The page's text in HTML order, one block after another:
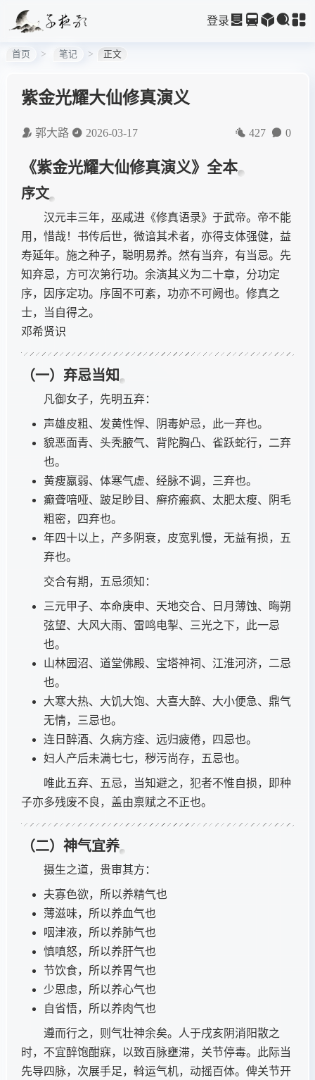
登录
首页 笔记 正文
紫金光耀大仙修真演义
郭大路 2026-03-17 427 0
《紫金光耀大仙修真演义》全本
序文
汉元丰三年，巫咸进《修真语录》于武帝。帝不能
用，惜哉！书传后世，微谙其术者，亦得支体强健，益
寿延年。施之种子，聪明易养。然有当弃，有当忌。先
知弃忌，方可次第行功。余演其义为二十章，分功定
序，因序定功。序固不可紊，功亦不可阙也。修真之
士，当自得之。
邓希贤识
（一）弃忌当知
凡御女子，先明五弃：
声雄皮粗、发黄性悍、阴毒妒忌，此一弃也。
貌恶面青、头秃腋气、背陀胸凸、雀跃蛇行，二弃
也。
黄瘦羸弱、体寒气虚、经脉不调，三弃也。
癫聋喑哑、跛足眇目、癣疥瘢疯、太肥太瘦、阴毛
粗密，四弃也。
年四十以上，产多阴衰，皮宽乳慢，无益有损，五
弃也。
交合有期，五忌须知：
三元甲子、本命庚申、天地交合、日月薄蚀、晦朔
弦望、大风大雨、雷鸣电掣、三光之下，此一忌
也。
山林园沼、道堂佛殿、宝塔神祠、江淮河济，二忌
也。
大寒大热、大饥大饱、大喜大醉、大小便急、鼎气
无情，三忌也。
连日醉酒、久病方痊、远归疲倦，四忌也。
妇人产后未满七七，秽污尚存，五忌也。
唯此五弃、五忌，当知避之，犯者不惟自损，即种
子亦多残废不良，盖由禀赋之不正也。
（二）神气宜养
摄生之道，贵审其方：
夫寡色欲，所以养精气也
薄滋味，所以养血气也
咽津液，所以养肺气也
慎嗔怒，所以养肝气也
节饮食，所以养胃气也
少思虑，所以养心气也
自省悟，所以养肉气也
遵而行之，则气壮神余矣。人于戌亥阴消阳散之
时，不宜醉饱酣寐，以致百脉壅滞，关节停毒。此际当
先导四脉，次展手足，斡运气机，动摇百体。俾关节开